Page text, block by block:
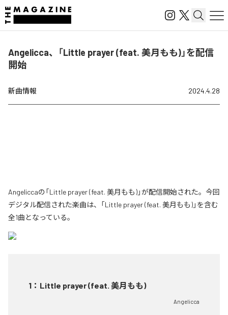
Angelicca、「Little prayer (feat. 美月もも)」を配信
開始
新曲情報 2024.4.28
Angeliccaの「Little prayer (feat. 美月もも)」が配信開始された。今回
デジタル配信された楽曲は、「Little prayer (feat. 美月もも)」を含む
全1曲となっている。
1 ： Little prayer (feat. 美月もも)
Angelicca